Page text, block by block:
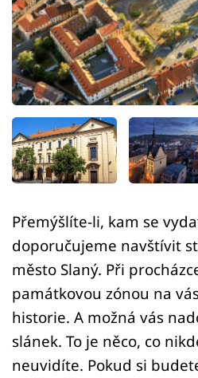
Přihlášení
Sledujte nás
Přemýšlíte-li, kam se
doporučujeme navštívit
město Slaný. Při
památkovou zónou na
historie. A možná vás
slánek. To je něco, co
neuvidíte. Pokud si